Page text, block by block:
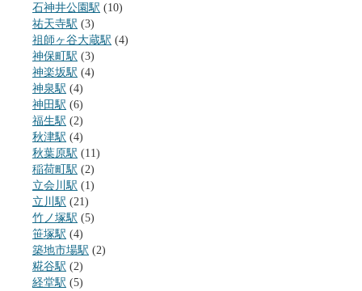
石神井公園駅 (10)
祐天寺駅 (3)
祖師ヶ谷大蔵駅 (4)
神保町駅 (3)
神楽坂駅 (4)
神泉駅 (4)
神田駅 (6)
福生駅 (2)
秋津駅 (4)
秋葉原駅 (11)
稲荷町駅 (2)
立会川駅 (1)
立川駅 (21)
竹ノ塚駅 (5)
笹塚駅 (4)
築地市場駅 (2)
糀谷駅 (2)
経堂駅 (5)